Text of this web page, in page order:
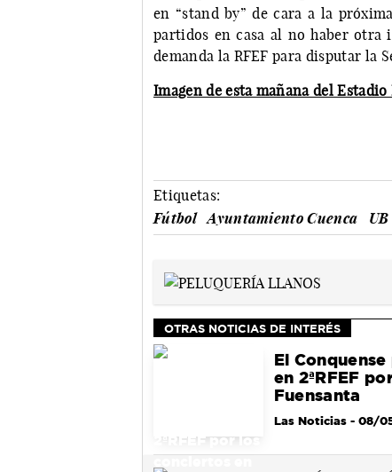
en “stand by” de cara a la
partidos en casa al no haber otra
demanda la RFEF para disputar la
Imagen de esta mañana del
Etiquetas:
Fútbol
Ayuntamiento Cuenca
OTRAS NOTICIAS DE INTERÉS
El
en 2ªRFEF
Fuensanta
Las Noticias- 08/